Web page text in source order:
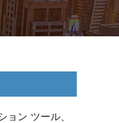
ン ツール、